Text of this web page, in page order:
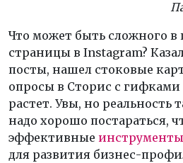
Что может быть сложного
страницы в Instagram?
посты, нашел стоковые
опросы в Cторис с
растет. Увы, но реальность
надо хорошо постараться,
эффективные
для развития бизнес-